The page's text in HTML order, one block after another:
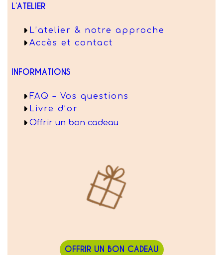
L’ATELIER
L’atelier & notre approche
Accès et contact
INFORMATIONS
FAQ – Vos questions
Livre d’or
Offrir un bon cadeau
OFFRIR UN BON CADEAU